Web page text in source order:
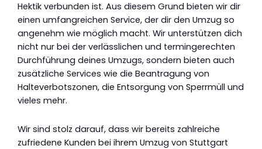
Hektik verbunden ist. Aus diesem Grund bieten wir dir
einen umfangreichen Service, der dir den Umzug so
angenehm wie möglich macht. Wir unterstützen dich
nicht nur bei der verlässlichen und termingerechten
Durchführung deines Umzugs, sondern bieten auch
zusätzliche Services wie die Beantragung von
Halteverbotszonen, die Entsorgung von Sperrmüll und
vieles mehr.
Wir sind stolz darauf, dass wir bereits zahlreiche
zufriedene Kunden bei ihrem Umzug von Stuttgart